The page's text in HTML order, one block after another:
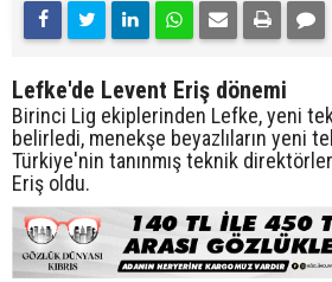
Lefke'de Levent Eriş dönemi
Birinci Lig ekiplerinden Lefke, yeni
belirledi, menekşe beyazlıların yeni
Türkiye'nin tanınmış teknik
Eriş oldu.